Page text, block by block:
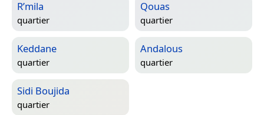
R’mila
quartier
Qouas
quartier
Keddane
quartier
Andalous
quartier
Sidi Boujida
quartier